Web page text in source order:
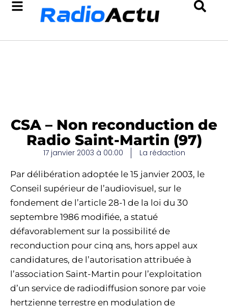
CSA – Non reconduction de
Radio Saint-Martin (97)
17 janvier 2003 à 00:00 La rédaction
Par délibération adoptée le 15 janvier 2003, le
Conseil supérieur de l’audiovisuel, sur le
fondement de l’article 28-1 de la loi du 30
septembre 1986 modifiée, a statué
défavorablement sur la possibilité de
reconduction pour cinq ans, hors appel aux
candidatures, de l’autorisation attribuée à
l’association Saint-Martin pour l’exploitation
d’un service de radiodiffusion sonore par voie
hertzienne terrestre en modulation de